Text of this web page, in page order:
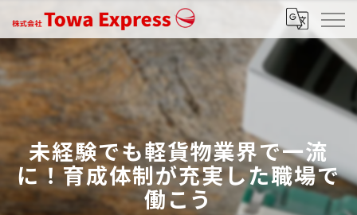
未経験でも軽貨物業界で一流
に！育成体制が充実した職場で
働こう